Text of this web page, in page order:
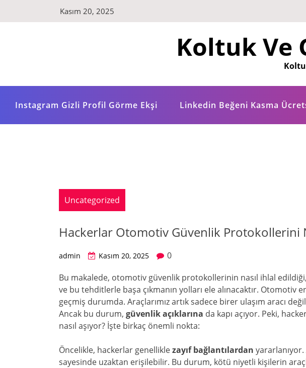
Kasım 20, 2025
Koltuk Ve
Instagram Gizli Profil Görme Ekşi Linkedin Beğeni Kasma
Uncategorized
Hackerlar Otomotiv Güvenlik Protokollerini
admin Kasım 20, 2025
0
Bu makalede, otomotiv güvenlik protokollerinin nasıl ihlal
ve bu tehditlerle başa çıkmanın yolları ele alınacaktır. Otomotiv
geçmiş durumda. Araçlarımız artık sadece birer ulaşım aracı
Ancak bu durum, güvenlik açıklarına da kapı açıyor. Peki,
nasıl aşıyor? İşte birkaç önemli nokta:
Öncelikle, hackerlar genelliklezayıf bağlantılardan
sayesinde uzaktan erişilebilir. Bu durum, kötü niyetli kişilerin